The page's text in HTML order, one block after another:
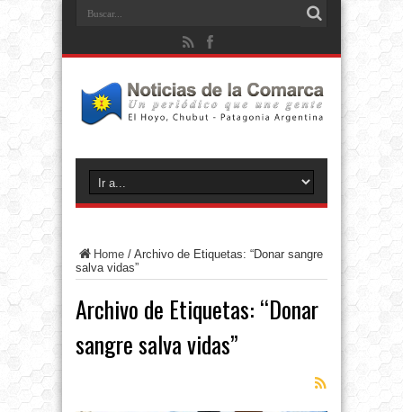
Home / Archivo de Etiquetas: “Donar sangre
salva vidas”
Archivo de Etiquetas: “Donar
sangre salva vidas”